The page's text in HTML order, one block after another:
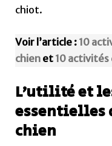
chiot.
Voir l’article : 10
chien et 10 activités
L’utilité et
essentielles
chien